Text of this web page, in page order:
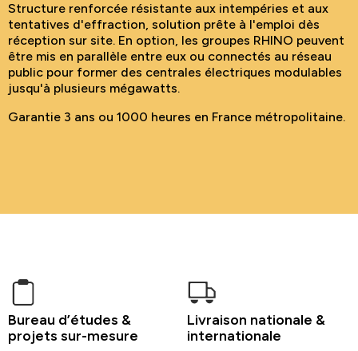
Structure renforcée résistante aux intempéries et aux
tentatives d'effraction, solution prête à l'emploi dès
réception sur site. En option, les groupes RHINO peuvent
être mis en parallèle entre eux ou connectés au réseau
public pour former des centrales électriques modulables
jusqu'à plusieurs mégawatts.
Garantie 3 ans ou 1000 heures en France métropolitaine.
Bureau d’études &
projets sur-mesure
Livraison nationale &
internationale